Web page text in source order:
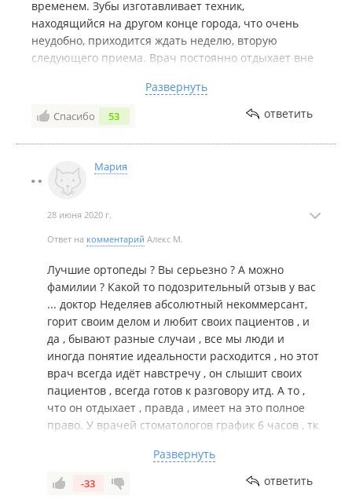
временем. Зубы изготавливает техник,
находящийся на другом конце города, что очень
неудобно, приходится ждать неделю, вторую
следующего приема. Врач постоянно отдыхает вне
случае поломок временных конструкций или
возникновения болей, помочь кроме него никто не
сможет, т.к. в этой клинике он единственный
ортопед. Сейчас протезы врач пытается
изготавливать сам, потому что расстался со своим
техником.
Если что-то пойдет не так, доктор ничего решать не
будет. Ни в лечении, ни в том, чтобы хорошо
что проблема сама рассосется и пациент уйдет из
клиники без претензий, без зубов и без денег.
Лучшие ортопеды Владивостока, у которых мы были
на консультациях, говорят, что все, что наделал
Неделяев нужно снимать и переделывать, а это
значит два года лечения "коту под хвост". На фоне
проделанного "лечения" появились и другие
серьезные проблемы со здоровьем.
Сейчас пытаемся расстаться с этой клиникой,
вернув ранее уплаченные деньги. У самого Н. А.Ю.
завышенное мнение о своих способностях.
ведитесь на дорогое лечение и антураж в клинике,
рекламу в соцсетях. *** в красивой обертке.
Развернуть
Спасибо 53 ответить
Мария
28 июня 2020 г.
Ответ на комментарий Алекс М.
Лучшие ортопеды ? Вы серьезно ? А можно
фамилии ? Какой то подозрительный отзыв у вас
... доктор Неделяев абсолютный некоммерсант,
горит своим делом и любит своих пациентов , и
да , бывают разные случаи , все мы люди и
иногда понятие идеальности расходится , но этот
врач всегда идёт навстречу , он слышит своих
пациентов , всегда готов к разговору итд. А то ,
что он отдыхает , правда , имеет на это полное
право. У врачей стоматологов график 6 часов , тк
работает с 9 до 20.00, иногда до полуночи . Так
что закатайтесь , уважаемый автор Сообщения и
обратите внимание на свою жизнь в конце
Развернуть
-33 ответить